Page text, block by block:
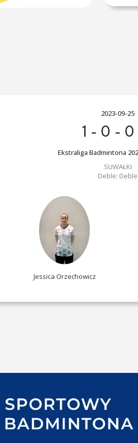
Jessica Orzechowicz
2023-09-25
1 - 0 - 0
Ekstraliga Badmintona
SUWAŁKI
Deble: Deble